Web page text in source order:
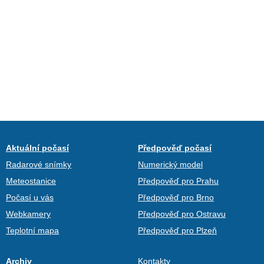
Aktuální počasí
Radarové snímky
Meteostanice
Počasí u vás
Webkamery
Teplotní mapa
Předpověď počasí
Numerický model
Předpověď pro Prahu
Předpověď pro Brno
Předpověď pro Ostravu
Předpověď pro Plzeň
Archiv Kontakty